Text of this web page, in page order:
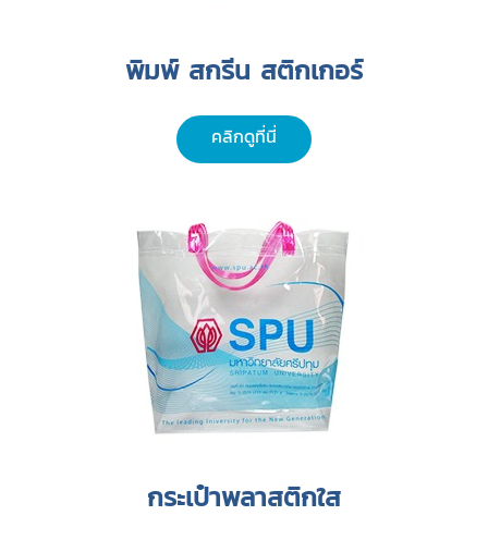
พิมพ์ สกรีน สติกเกอร์
คลิกดูที่นี่
กระเป๋าพลาสติกใส